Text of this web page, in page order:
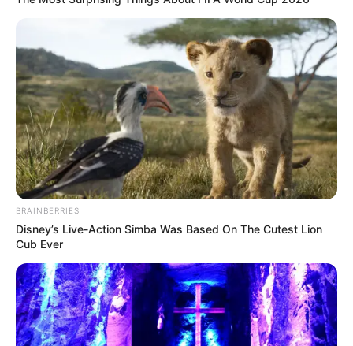
INSPIRASI
Jangan Terlalu Tinggi, 10 Desain
BRAINBERRIES
Disney’s Live-Action Simba Was Based On The Cutest Lion
Cub Ever